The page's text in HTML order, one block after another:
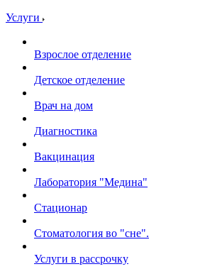
Услуги
Взрослое отделение
Детское отделение
Врач на дом
Диагностика
Вакцинация
Лаборатория "Медина"
Стационар
Стоматология во "сне".
Услуги в рассрочку